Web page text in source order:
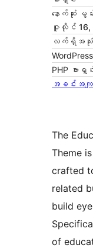
နောက်ဆုံး
ဇူလိုင် 16,
လက်ရှိအသုံးပ
PHP ဗားရှင်
အခင်းအက
The
Theme
crafted
related
build
of